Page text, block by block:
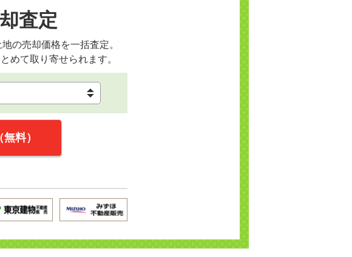
査定
の売却価格を一括査定。
めて取り寄せられます。
料）